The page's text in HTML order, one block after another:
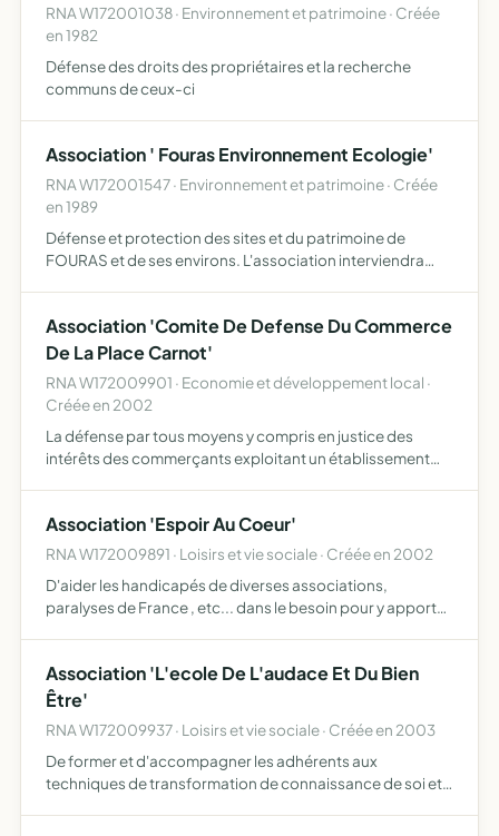
RNA W172001038 · Environnement et patrimoine · Créée
en 1982
Défense des droits des propriétaires et la recherche
communs de ceux-ci
Association ' Fouras Environnement Ecologie'
RNA W172001547 · Environnement et patrimoine · Créée
en 1989
Défense et protection des sites et du patrimoine de
FOURAS et de ses environs. L'association interviendra
l'en…
Association 'Comite De Defense Du Commerce
De La Place Carnot'
RNA W172009901 · Economie et développement local ·
Créée en 2002
La défense par tous moyens y compris en justice des
intérêts des commerçants exploitant un établissement
Association 'Espoir Au Coeur'
RNA W172009891 · Loisirs et vie sociale · Créée en 2002
D'aider les handicapés de diverses associations,
paralyses de France , etc... dans le besoin pour y apporter
Association 'L'ecole De L'audace Et Du Bien
Être'
RNA W172009937 · Loisirs et vie sociale · Créée en 2003
De former et d'accompagner les adhérents aux
techniques de transformation de connaissance de soi et